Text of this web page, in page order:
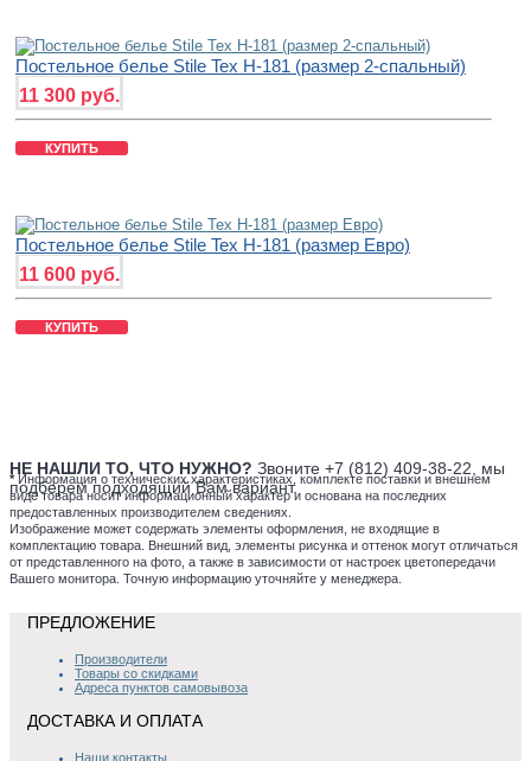
Постельное белье Stile Tex H-181 (размер 2-спальный)
11 300 руб.
КУПИТЬ
Постельное белье Stile Tex H-181 (размер Евро)
11 600 руб.
КУПИТЬ
НЕ НАШЛИ ТО, ЧТО НУЖНО? Звоните +7 (812) 409-38-22, мы
подберем подходящий Вам вариант.
* Информация о технических характеристиках, комплекте поставки и внешнем
виде товара носит информационный характер и основана на последних
предоставленных производителем сведениях.
Изображение может содержать элементы оформления, не входящие в
комплектацию товара. Внешний вид, элементы рисунка и оттенок могут отличаться
от представленного на фото, а также в зависимости от настроек цветопередачи
Вашего монитора. Точную информацию уточняйте у менеджера.
ПРЕДЛОЖЕНИЕ
Производители
Товары со скидками
Адреса пунктов самовывоза
ДОСТАВКА И ОПЛАТА
Наши контакты